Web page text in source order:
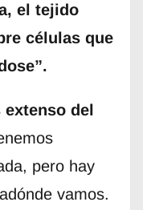
el tejido
células que
del
pero hay
vamos.